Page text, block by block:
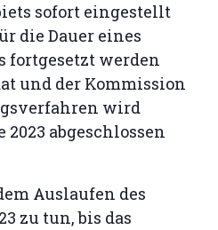
sofort eingestellt
die Dauer eines
fortgesetzt werden
und der Kommission
wird
abgeschlossen
Auslaufen des
zu tun, bis das